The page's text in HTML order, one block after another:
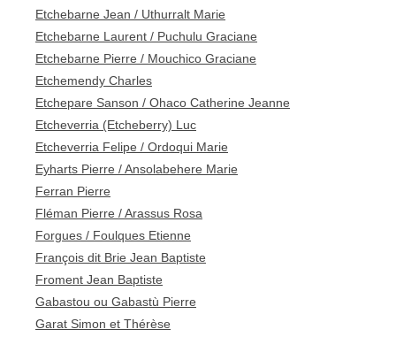
Etchebarne Jean / Uthurralt Marie
Etchebarne Laurent / Puchulu Graciane
Etchebarne Pierre / Mouchico Graciane
Etchemendy Charles
Etchepare Sanson / Ohaco Catherine Jeanne
Etcheverria (Etcheberry) Luc
Etcheverria Felipe / Ordoqui Marie
Eyharts Pierre / Ansolabehere Marie
Ferran Pierre
Fléman Pierre / Arassus Rosa
Forgues / Foulques Etienne
François dit Brie Jean Baptiste
Froment Jean Baptiste
Gabastou ou Gabastù Pierre
Garat Simon et Thérèse